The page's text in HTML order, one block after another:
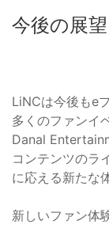
今後の展望
LiNCは今後もe
多くのファンイ
Danal
コンテンツのラ
に応える新たな
新しいファン体